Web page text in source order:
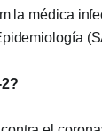
la médica